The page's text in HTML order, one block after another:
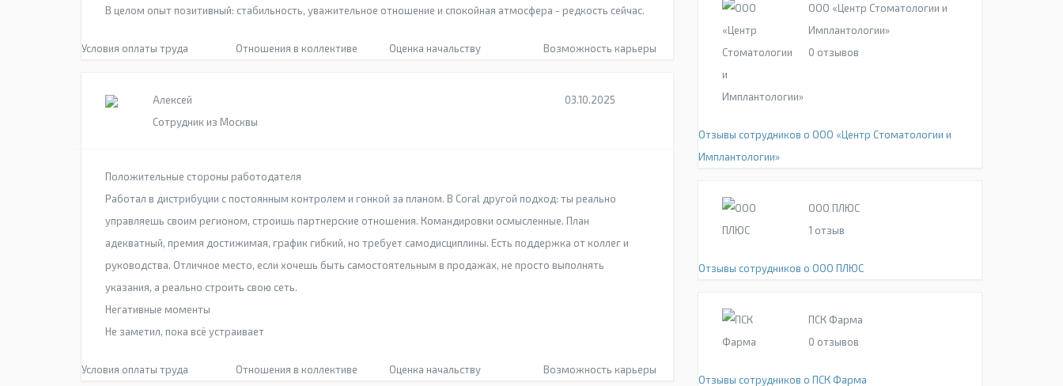
В целом опыт позитивный: стабильность, уважительное отношение и спокойная атмосфера - редкость сейчас.
Условия оплаты труда Отношения в коллективе Оценка начальству Возможность карьеры
Алексей
Сотрудник из Москвы
03.10.2025
Положительные стороны работодателя
Работал в дистрибуции с постоянным контролем и гонкой за планом. В Coral другой подход: ты реально
управляешь своим регионом, строишь партнерские отношения. Командировки осмысленные. План
адекватный, премия достижимая, график гибкий, но требует самодисциплины. Есть поддержка от коллег и
руководства. Отличное место, если хочешь быть самостоятельным в продажах, не просто выполнять
указания, а реально строить свою сеть.
Негативные моменты
Не заметил, пока всё устраивает
Условия оплаты труда Отношения в коллективе Оценка начальству Возможность карьеры
ООО «Центр Стоматологии и
Имплантологии»
0 отзывов
Отзывы сотрудников о ООО «Центр Стоматологии и
Имплантологии»
ООО ПЛЮС
1 отзыв
Отзывы сотрудников о ООО ПЛЮС
ПСК Фарма
0 отзывов
Отзывы сотрудников о ПСК Фарма